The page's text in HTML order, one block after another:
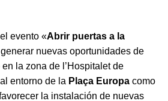
evento «Abrir puertas a la
nuevas oportunidades de
la zona de l’Hospitalet de
entorno de la Plaça Europa como
la instalación de nuevas